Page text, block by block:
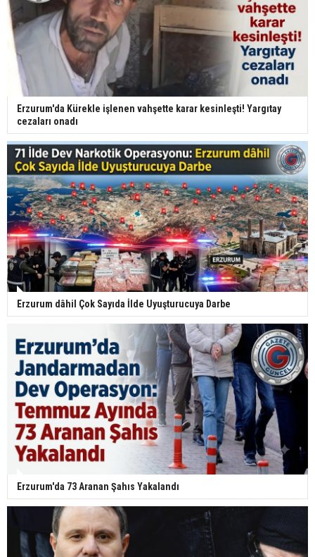
Erzurum'da Kürekle işlenen vahşette karar kesinleşti! Yargıtay
cezaları onadı
Erzurum dâhil Çok Sayıda İlde Uyuşturucuya Darbe
Erzurum'da 73 Aranan Şahıs Yakalandı